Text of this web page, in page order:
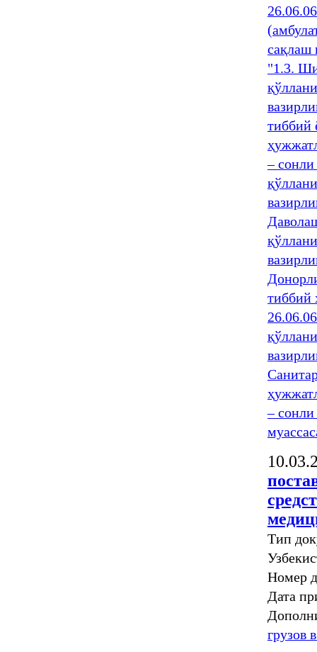
сақлаш
"1.3.
тиббий
– сонли
тиббий
–
Тип
Номер
Дата
грузов